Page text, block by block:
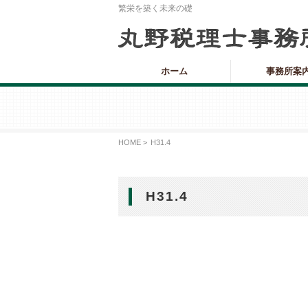
繁栄を築く未来の礎
ホーム 事務所案
HOME > H31.4
H31.4